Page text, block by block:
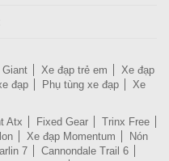
Giant Xe đạp trẻ em
Xe đạp
đạp Phụ tùng xe đạp
Xe
Atx Fixed Gear
Trinx Free
Xe đạp Momentum
Nón
7
Cannondale Trail 6